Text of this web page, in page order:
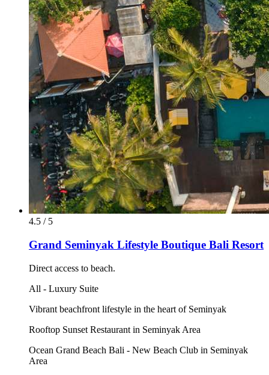
4.5 / 5
Grand Seminyak Lifestyle Boutique Bali Resort
Direct access to beach.
All - Luxury Suite
Vibrant beachfront lifestyle in the heart of Seminyak
Rooftop Sunset Restaurant in Seminyak Area
Ocean Grand Beach Bali - New Beach Club in Seminyak
Area